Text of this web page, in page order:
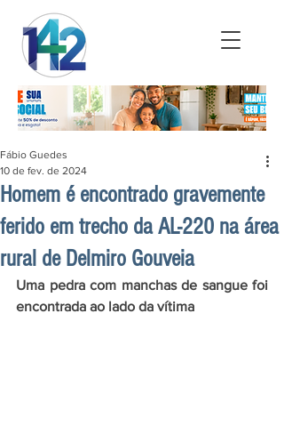
Homem é encontrado gravemente
ferido em trecho da AL-220 na área
rural de Delmiro Gouveia
Fábio Guedes
10 de fev. de 2024
Uma pedra com manchas de sangue foi
encontrada ao lado da vítima